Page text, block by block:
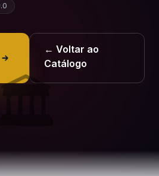
← Voltar ao
Catálogo